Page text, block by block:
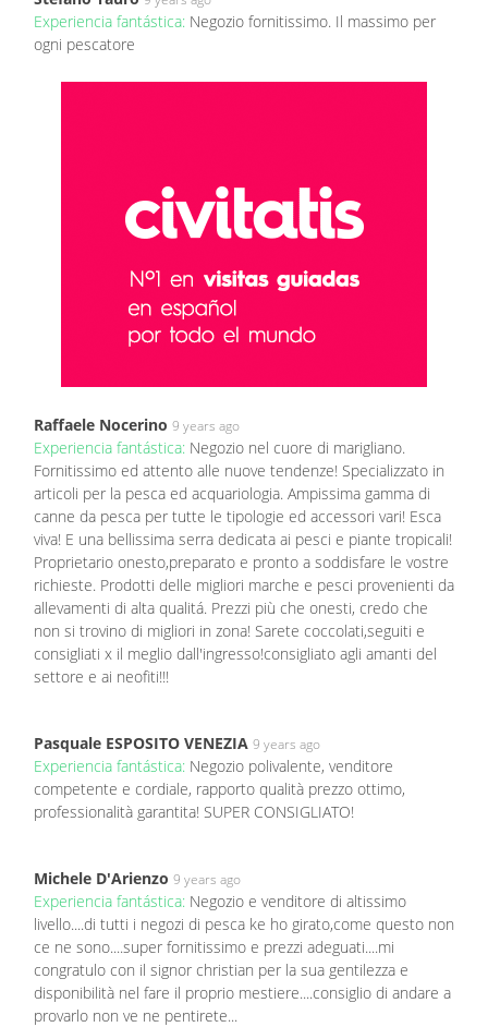
Experiencia fantástica: Negozio fornitissimo. Il massimo per
ogni pescatore
Raffaele Nocerino 9 years ago
Experiencia fantástica: Negozio nel cuore di marigliano.
Fornitissimo ed attento alle nuove tendenze! Specializzato in
articoli per la pesca ed acquariologia. Ampissima gamma di
canne da pesca per tutte le tipologie ed accessori vari! Esca
viva! E una bellissima serra dedicata ai pesci e piante tropicali!
Proprietario onesto,preparato e pronto a soddisfare le vostre
richieste. Prodotti delle migliori marche e pesci provenienti da
allevamenti di alta qualitá. Prezzi più che onesti, credo che
non si trovino di migliori in zona! Sarete coccolati,seguiti e
consigliati x il meglio dall'ingresso!consigliato agli amanti del
settore e ai neofiti!!!
Pasquale ESPOSITO VENEZIA 9 years ago
Experiencia fantástica: Negozio polivalente, venditore
competente e cordiale, rapporto qualità prezzo ottimo,
professionalità garantita! SUPER CONSIGLIATO!
Michele D'Arienzo 9 years ago
Experiencia fantástica: Negozio e venditore di altissimo
livello....di tutti i negozi di pesca ke ho girato,come questo non
ce ne sono....super fornitissimo e prezzi adeguati....mi
congratulo con il signor christian per la sua gentilezza e
disponibilità nel fare il proprio mestiere....consiglio di andare a
provarlo non ve ne pentirete...